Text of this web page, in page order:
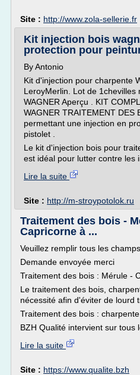
Site : http://www.zola-sellerie.fr
Kit injection bois
protection pour
By Antonio
Kit d'injection pour charpente
LeroyMerlin. Lot de
WAGNER Aperçu . KIT
WAGNER TRAITEMENT
permettant une injection en
pistolet .
Le kit d'injection bois pour
est idéal pour lutter contre les
Lire la suite
Site : http://m-stroypotolok.ru
Traitement des bois -
Capricorne à ...
Veuillez remplir tous les
Demande envoyée merci
Traitement des bois : Mérule -
Le traitement des bois,
nécessité afin d'éviter de lourd
Traitement des bois :
BZH Qualité intervient sur tous
Lire la suite
Site : https://www.qualite.bzh